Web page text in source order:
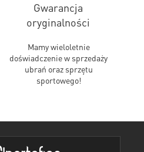
Gwarancja
oryginalności
Mamy wieloletnie
doświadczenie w sprzedaży
ubrań oraz sprzętu
sportowego!